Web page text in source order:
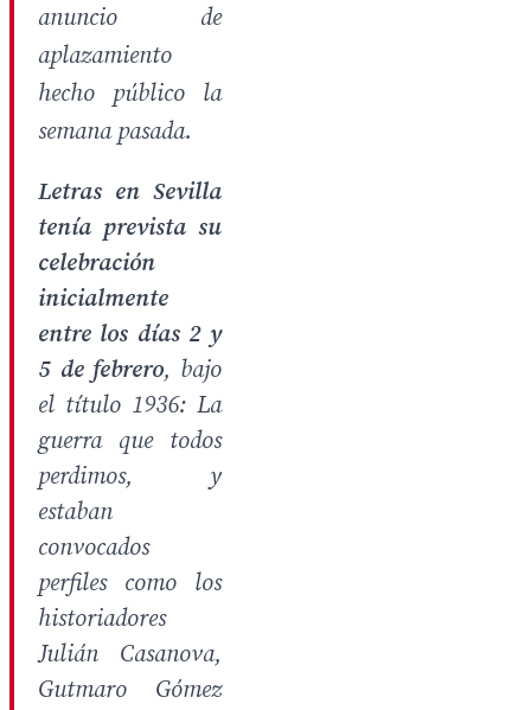
anuncio de
aplazamiento
hecho público la
semana pasada.
Letras en Sevilla
tenía prevista su
celebración
inicialmente
entre los días 2 y
5 de febrero, bajo
el título 1936: La
guerra que todos
perdimos, y
estaban
convocados
perfiles como los
historiadores
Julián Casanova,
Gutmaro Gómez